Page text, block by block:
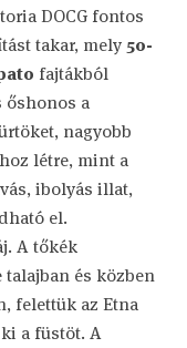
DOCG fontos
takar, mely 50-
fajtákból
a
nagyobb
létre, mint a
ibolyás illat,
el.
A tőkék
és közben
felettük az Etna
a füstöt. A